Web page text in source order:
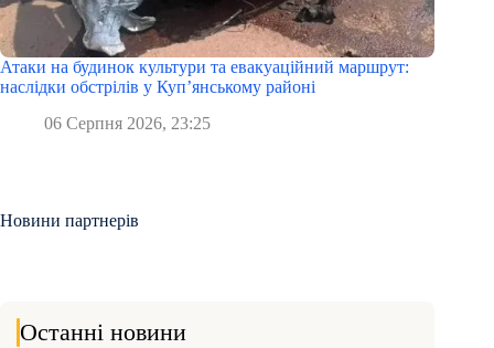
Атаки на будинок культури та евакуаційний маршрут:
наслідки обстрілів у Куп’янському районі
06 Серпня 2026, 23:25
Новини партнерів
Останні новини